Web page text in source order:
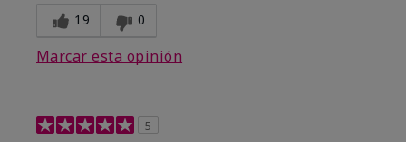
19 0
Marcar esta opinión
5